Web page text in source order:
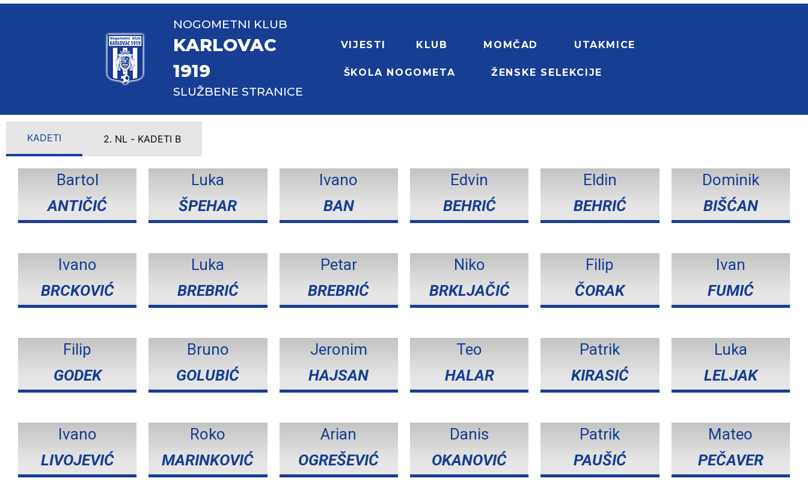
NOGOMETNI KLUB
KARLOVAC
1919
SLUŽBENE STRANICE
VIJESTI KLUB MOMČAD UTAKMICE
ŠKOLA NOGOMETA ŽENSKE SELEKCIJE
KADETI 2. NL - KADETI B
Bartol
ANTIČIĆ
Luka
ŠPEHAR
Ivano
BAN
Edvin
BEHRIĆ
Eldin
BEHRIĆ
Dominik
BIŠĆAN
Ivano
BRCKOVIĆ
Luka
BREBRIĆ
Petar
BREBRIĆ
Niko
BRKLJAČIĆ
Filip
ČORAK
Ivan
FUMIĆ
Filip
GODEK
Bruno
GOLUBIĆ
Jeronim
HAJSAN
Teo
HALAR
Patrik
KIRASIĆ
Luka
LELJAK
Ivano
LIVOJEVIĆ
Roko
MARINKOVIĆ
Arian
OGREŠEVIĆ
Danis
OKANOVIĆ
Patrik
PAUŠIĆ
Mateo
PEČAVER